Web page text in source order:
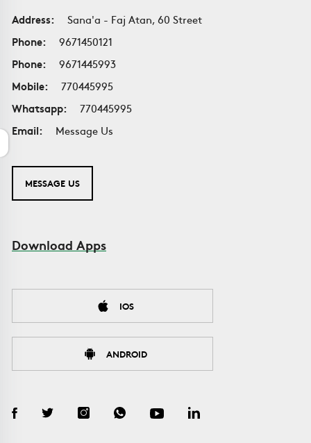
Address:
Sana'a - Faj Atan, 60 Street
Phone:
9671450121
Phone:
9671445993
Mobile:
770445995
Whatsapp:
770445995
Email:
Message Us
MESSAGE US
Download Apps
IOS
ANDROID